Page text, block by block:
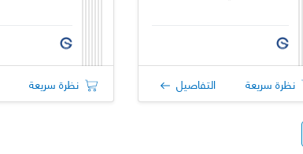
نظرة سريعة التفاصيل نظرة سريعة